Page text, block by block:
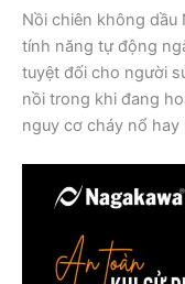
Nồi chiên không dầu
tính năng tự động
tuyệt đối cho người
nồi trong khi đang
nguy cơ cháy nổ hay